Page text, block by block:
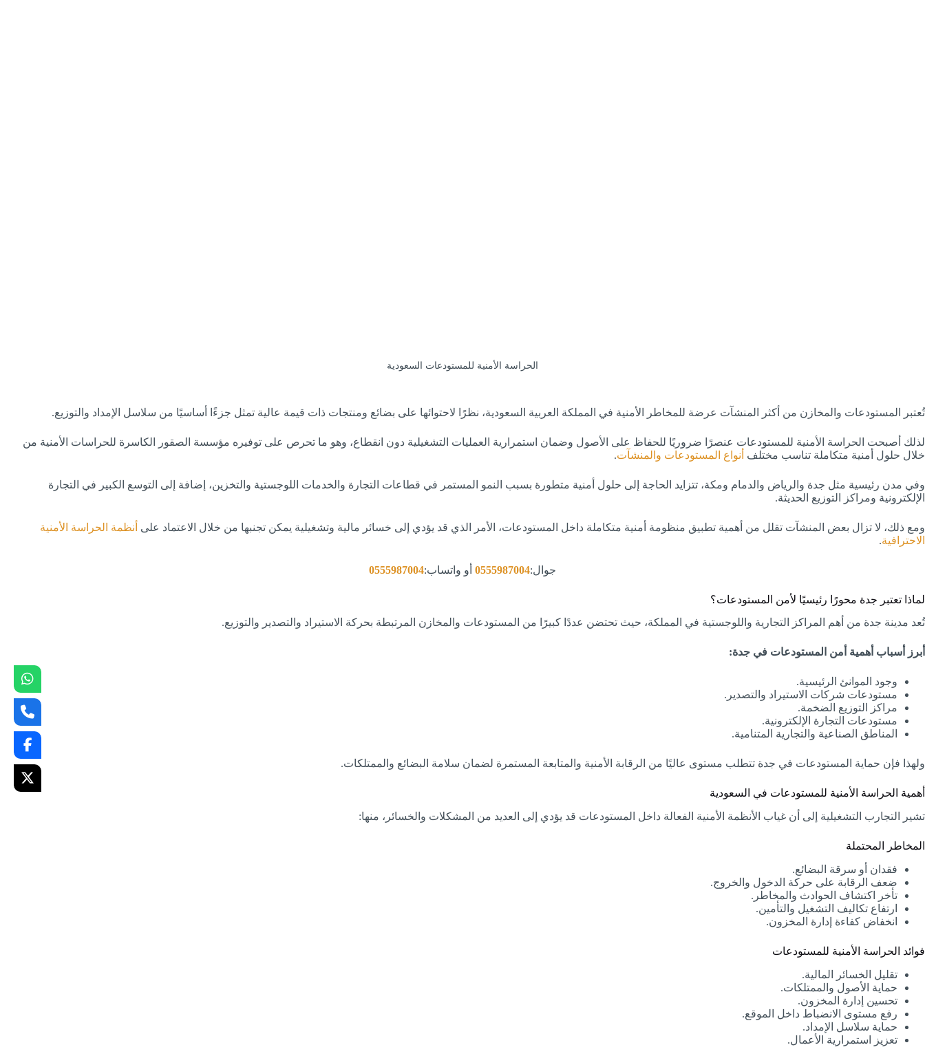
الحراسة الأمنية للمستودعات السعودية
تُعتبر المستودعات والمخازن من أكثر المنشآت عرضة للمخاطر الأمنية في المملكة العربية السعودية، نظرًا لاحتوائها على بضائع ومنتجات ذات قيمة عالية تمثل جزءًا أساسيًا من سلاسل الإمداد والتوزيع.
لذلك أصبحت الحراسة الأمنية للمستودعات عنصرًا ضروريًا للحفاظ على الأصول وضمان استمرارية العمليات التشغيلية دون انقطاع، وهو ما تحرص على توفيره مؤسسة الصقور الكاسرة للحراسات الأمنية من
خلال حلول أمنية متكاملة تناسب مختلف أنواع المستودعات والمنشآت.
وفي مدن رئيسية مثل جدة والرياض والدمام ومكة، تتزايد الحاجة إلى حلول أمنية متطورة بسبب النمو المستمر في قطاعات التجارة والخدمات اللوجستية والتخزين، إضافة إلى التوسع الكبير في التجارة
الإلكترونية ومراكز التوزيع الحديثة.
ومع ذلك، لا تزال بعض المنشآت تقلل من أهمية تطبيق منظومة أمنية متكاملة داخل المستودعات، الأمر الذي قد يؤدي إلى خسائر مالية وتشغيلية يمكن تجنبها من خلال الاعتماد على أنظمة الحراسة الأمنية
الاحترافية.
جوال:0555987004 أو واتساب:0555987004
لماذا تعتبر جدة محورًا رئيسيًا لأمن المستودعات؟
تُعد مدينة جدة من أهم المراكز التجارية واللوجستية في المملكة، حيث تحتضن عددًا كبيرًا من المستودعات والمخازن المرتبطة بحركة الاستيراد والتصدير والتوزيع.
أبرز أسباب أهمية أمن المستودعات في جدة:
وجود الموانئ الرئيسية.
مستودعات شركات الاستيراد والتصدير.
مراكز التوزيع الضخمة.
مستودعات التجارة الإلكترونية.
المناطق الصناعية والتجارية المتنامية.
ولهذا فإن حماية المستودعات في جدة تتطلب مستوى عاليًا من الرقابة الأمنية والمتابعة المستمرة لضمان سلامة البضائع والممتلكات.
أهمية الحراسة الأمنية للمستودعات في السعودية
تشير التجارب التشغيلية إلى أن غياب الأنظمة الأمنية الفعالة داخل المستودعات قد يؤدي إلى العديد من المشكلات والخسائر، منها:
المخاطر المحتملة
فقدان أو سرقة البضائع.
ضعف الرقابة على حركة الدخول والخروج.
تأخر اكتشاف الحوادث والمخاطر.
ارتفاع تكاليف التشغيل والتأمين.
انخفاض كفاءة إدارة المخزون.
فوائد الحراسة الأمنية للمستودعات
تقليل الخسائر المالية.
حماية الأصول والممتلكات.
تحسين إدارة المخزون.
رفع مستوى الانضباط داخل الموقع.
حماية سلاسل الإمداد.
تعزيز استمرارية الأعمال.